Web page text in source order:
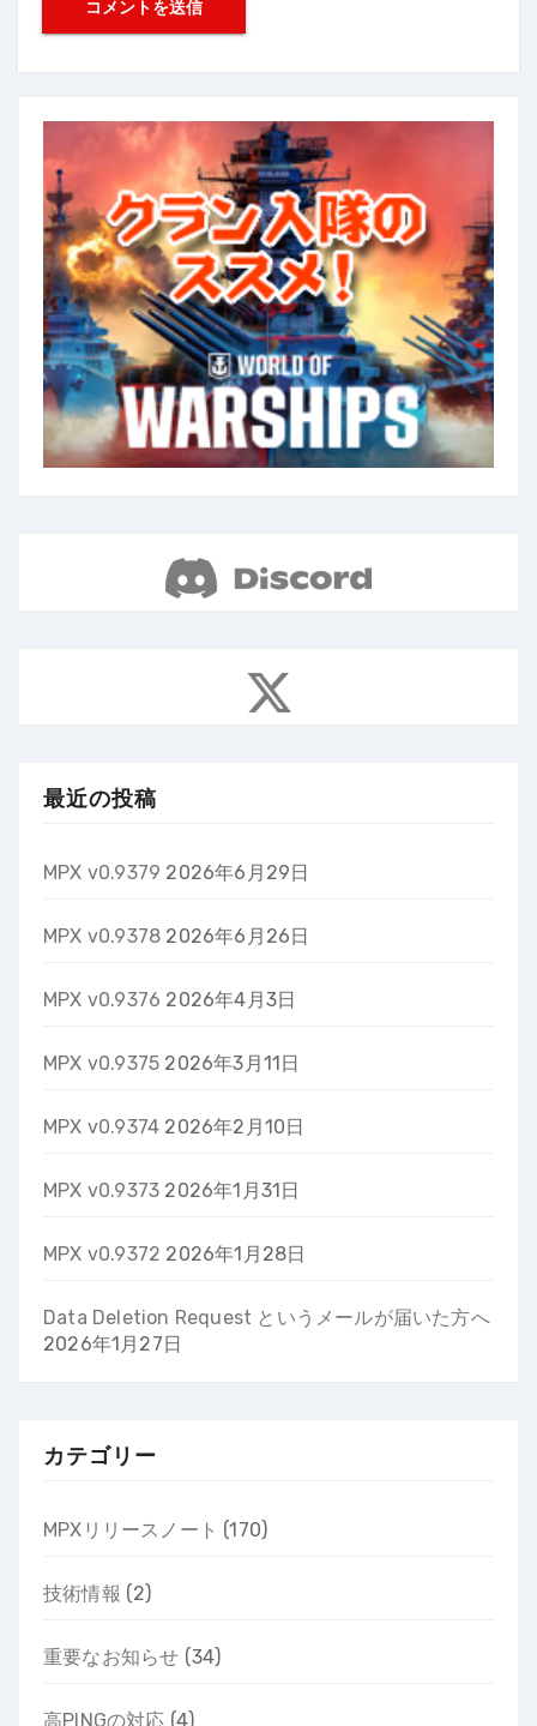
最近の投稿
MPX v0.9379 2026年6月29日
MPX v0.9378 2026年6月26日
MPX v0.9376 2026年4月3日
MPX v0.9375 2026年3月11日
MPX v0.9374 2026年2月10日
MPX v0.9373 2026年1月31日
MPX v0.9372 2026年1月28日
Data Deletion Request というメールが届いた方へ
2026年1月27日
カテゴリー
MPXリリースノート (170)
技術情報 (2)
重要なお知らせ (34)
高PINGの対応 (4)